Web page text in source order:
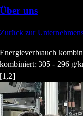
Über uns
Zurück zur
Energieverbrauch
kombiniert: 305 - 296 g/
[1,2]